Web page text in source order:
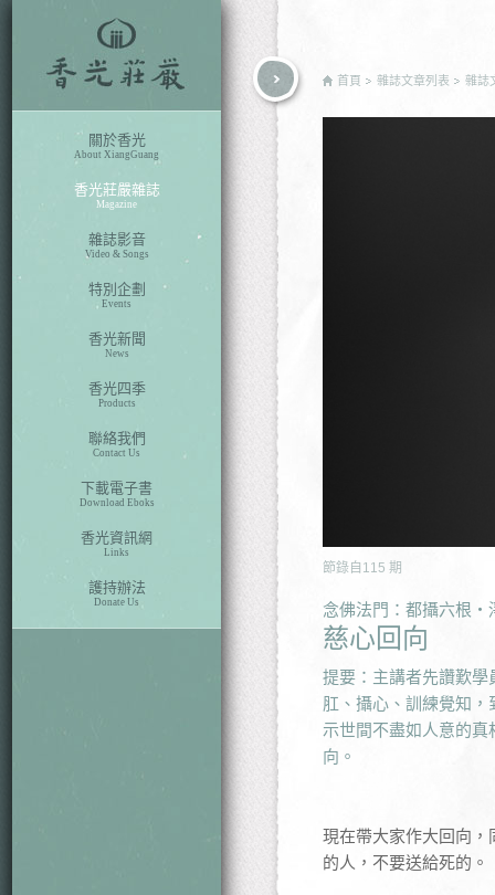
關於香光
About XiangGuang
香光莊嚴雜誌
Magazine
雜誌影音
Video & Songs
特別企劃
Events
香光新聞
News
香光四季
Products
聯絡我們
Contact Us
下載電子書
Download Eboks
香光資訊網
Links
護持辦法
Donate Us
首頁 雜誌文章列表 雜誌
節錄自 115 期
念佛法門：都攝六根
慈心回向
提要：主講者先讚歎
肛、攝心、訓練覺知
示世間不盡如人意的
向。
現在帶大家作大回向
的人，不要送給死的。